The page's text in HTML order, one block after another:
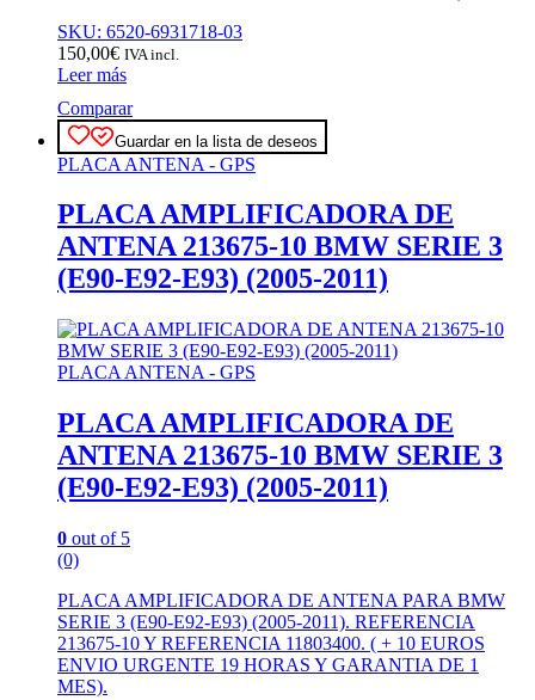
SKU: 6520-6931718-03
150,00€ IVA incl.
Leer más
Comparar
Guardar en la lista de deseos
PLACA ANTENA - GPS
PLACA AMPLIFICADORA DE
ANTENA 213675-10 BMW SERIE 3
(E90-E92-E93) (2005-2011)
PLACA ANTENA - GPS
PLACA AMPLIFICADORA DE
ANTENA 213675-10 BMW SERIE 3
(E90-E92-E93) (2005-2011)
0 out of 5
(0)
PLACA AMPLIFICADORA DE ANTENA PARA BMW
SERIE 3 (E90-E92-E93) (2005-2011). REFERENCIA
213675-10 Y REFERENCIA 11803400. ( + 10 EUROS
ENVIO URGENTE 19 HORAS Y GARANTIA DE 1
MES).